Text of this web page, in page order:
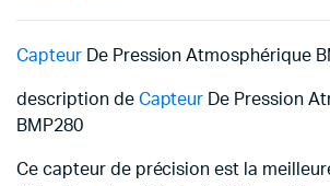
CapteurDe Pression Atmosphérique
description de Capteur De Pression
BMP280
Ce capteur de précision est la